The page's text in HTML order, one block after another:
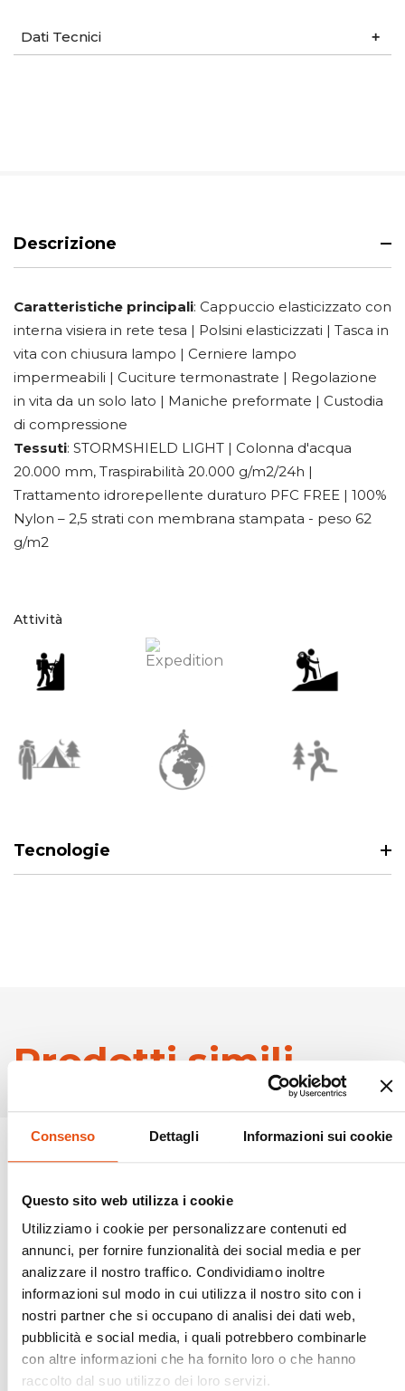
Consenso Dettagli Informazioni sui cookie
Questo sito web utilizza i cookie
Utilizziamo i cookie per personalizzare contenuti ed
annunci, per fornire funzionalità dei social media e per
analizzare il nostro traffico. Condividiamo inoltre
informazioni sul modo in cui utilizza il nostro sito con i
nostri partner che si occupano di analisi dei dati web,
pubblicità e social media, i quali potrebbero combinarle
con altre informazioni che ha fornito loro o che hanno
raccolto dal suo utilizzo dei loro servizi.
Dati Tecnici
Descrizione
Caratteristiche principali: Cappuccio elasticizzato con
interna visiera in rete tesa | Polsini elasticizzati | Tasca in
vita con chiusura lampo | Cerniere lampo
impermeabili | Cuciture termonastrate | Regolazione
in vita da un solo lato | Maniche preformate | Custodia
di compressione
Tessuti: STORMSHIELD LIGHT | Colonna d'acqua
20.000 mm, Traspirabilità 20.000 g/m2/24h |
Trattamento idrorepellente duraturo PFC FREE | 100%
Nylon – 2,5 strati con membrana stampata - peso 62
g/m2
Attività
Tecnologie
Prodotti simili